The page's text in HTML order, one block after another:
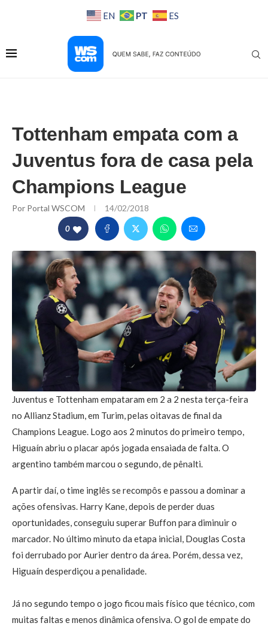
EN PT ES
Tottenham empata com a
Juventus fora de casa pela
Champions League
Por Portal WSCOM 14/02/2018
0
Juventus e Tottenham empataram em 2 a 2 nesta terça-feira
no Allianz Stadium, em Turim, pelas oitavas de final da
Champions League. Logo aos 2 minutos do primeiro tempo,
Higuaín abriu o placar após jogada ensaiada de falta. O
argentino também marcou o segundo, de pênalti.
A partir daí, o time inglês se recompôs e passou a dominar a
ações ofensivas. Harry Kane, depois de perder duas
oportunidades, conseguiu superar Buffon para diminuir o
marcador. No último minuto da etapa inicial, Douglas Costa
foi derrubado por Aurier dentro da área. Porém, dessa vez,
Higuaín desperdiçou a penalidade.
Já no segundo tempo o jogo ficou mais físico que técnico, com
muitas faltas e menos dinâmica ofensiva. O gol de empate do